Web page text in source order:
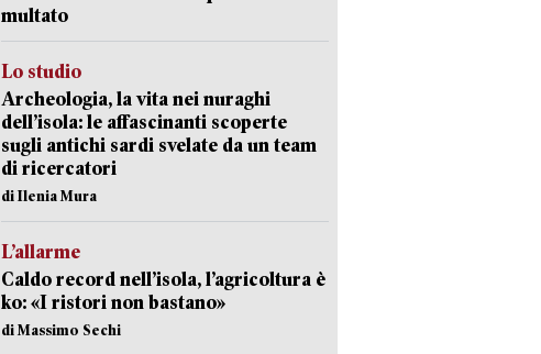
multato
Lo studio
Archeologia, la vita nei nuraghi
dell’isola: le affascinanti scoperte
sugli antichi sardi svelate da un team
di ricercatori
di Ilenia Mura
L’allarme
Caldo record nell’isola, l’agricoltura è
ko: «I ristori non bastano»
di Massimo Sechi